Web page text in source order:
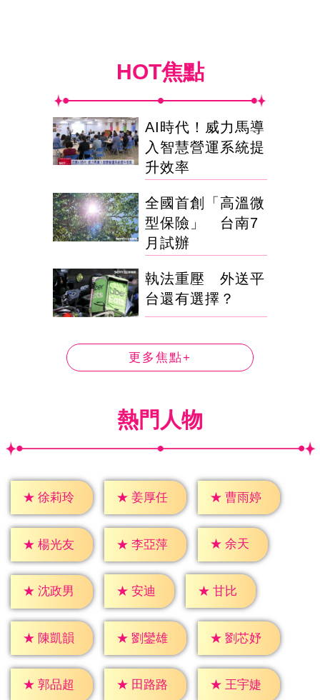
HOT焦點
AI時代！威力馬導
入智慧營運系統提
升效率
全國首創「高溫微
型保險」 台南7
月試辦
執法重壓 外送平
台還有選擇？
更多焦點+
熱門人物
★ 徐莉玲 ★ 姜厚任 ★ 曹雨婷
★ 楊光友 ★ 李亞萍 ★ 余天
★ 沈政男 ★ 安迪 ★ 甘比
★ 陳凱韻 ★ 劉鑾雄 ★ 劉芯妤
★ 郭品超 ★ 田路路 ★ 王宇婕